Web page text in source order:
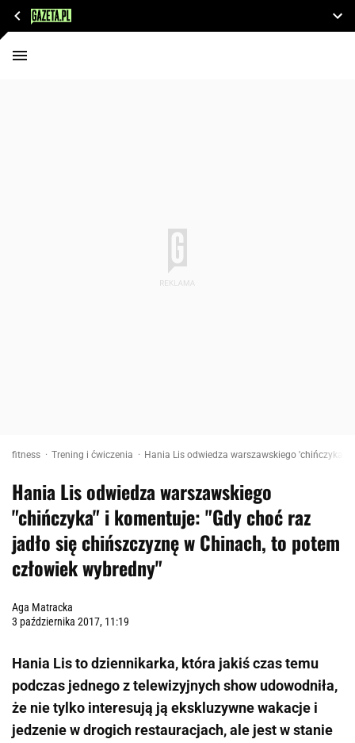
fitness Trening i ćwiczenia Hania Lis odwiedza warszawskiego 'chińczyka' i
Hania Lis odwiedza warszawskiego
"chińczyka" i komentuje: "Gdy choć raz
jadło się chińszczyznę w Chinach, to potem
człowiek wybredny"
Aga Matracka
3 października 2017, 11:19
Hania Lis to dziennikarka, która jakiś czas temu
podczas jednego z telewizyjnych show udowodniła,
że nie tylko interesują ją ekskluzywne wakacje i
jedzenie w drogich restauracjach, ale jest w stanie